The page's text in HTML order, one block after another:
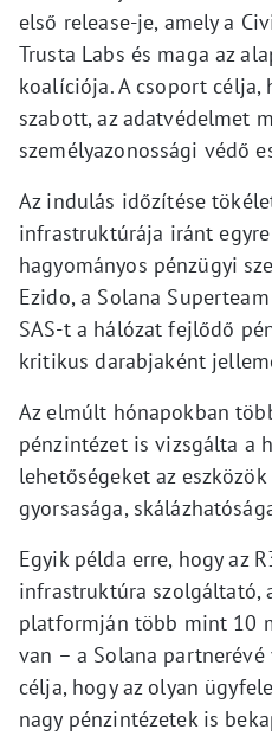
első release-je, amely a
Trusta Labs és maga az
koalíciója. A csoport célja,
szabott, az adatvédelmet
személyazonossági védő
Az indulás időzítése
infrastruktúrája iránt
hagyományos pénzügyi
Ezido, a Solana
SAS-t a hálózat fejlődő
kritikus darabjaként
Az elmúlt hónapokban
pénzintézet is vizsgálta a
lehetőségeket az
gyorsasága,
Egyik példa erre, hogy az
infrastruktúra szolgáltató,
platformján több mint 10
van – a Solana
célja, hogy az olyan
nagy pénzintézetek is